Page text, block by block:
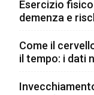
Esercizio
demenza e
Come il
il tempo: i dati